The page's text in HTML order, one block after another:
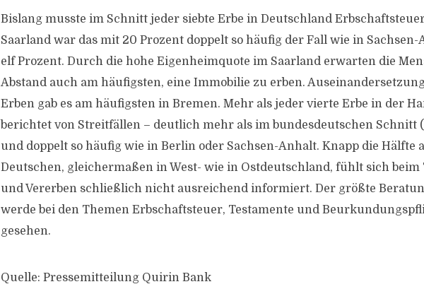
Bislang musste im Schnitt jeder siebte Erbe in Deutschland
Saarland war das mit 20 Prozent doppelt so häufig der Fall wie in
elf Prozent. Durch die hohe Eigenheimquote im Saarland erwarten die
Abstand auch am häufigsten, eine Immobilie zu erben.
Erben gab es am häufigsten in Bremen. Mehr als jeder vierte Erbe in der
berichtet von Streitfällen – deutlich mehr als im bundesdeutschen Schnitt
und doppelt so häufig wie in Berlin oder Sachsen-Anhalt. Knapp die Hälfte
Deutschen, gleichermaßen in West- wie in Ostdeutschland, fühlt sich beim
und Vererben schließlich nicht ausreichend informiert. Der größte
werde bei den Themen Erbschaftsteuer, Testamente und
gesehen.
Quelle: Pressemitteilung Quirin Bank